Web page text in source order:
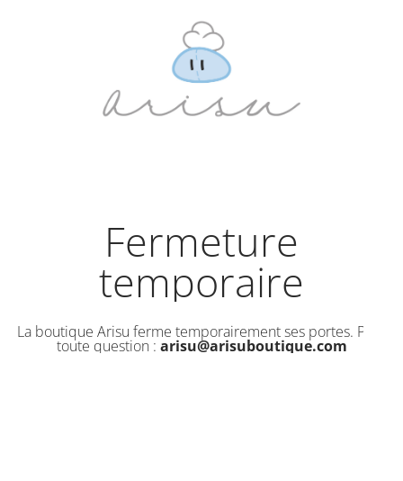
Fermeture
temporaire
La boutique Arisu ferme temporairement ses portes. Pour
toute question : arisu@arisuboutique.com